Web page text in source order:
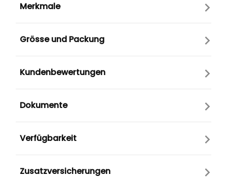
Merkmale
Grösse und Packung
Kundenbewertungen
Dokumente
Verfügbarkeit
Zusatzversicherungen